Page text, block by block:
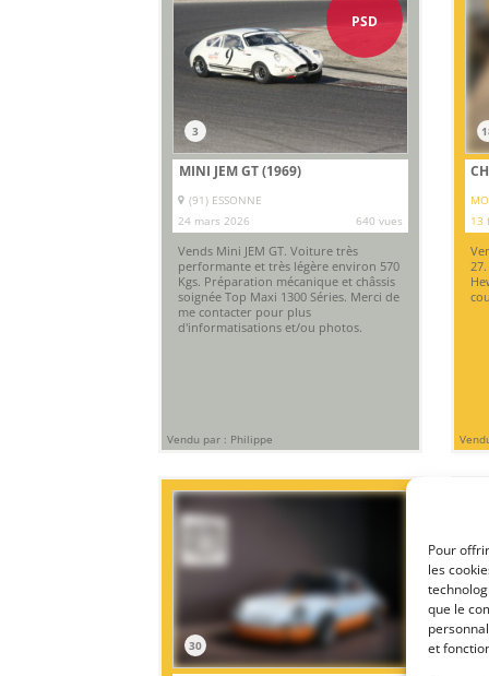
Pour
les
que le
et
PSD
3
MINI JEM GT (1969)
(91) ESSONNE
24 mars 2026
640 vues
Vends Mini JEM GT. Voiture très
performante et très légère environ 570
Kgs. Préparation mécanique et châssis
soignée Top Maxi 1300 Séries. Merci de
me contacter pour plus
d'informatisations et/ou photos.
Vendu par : Philippe
13
30